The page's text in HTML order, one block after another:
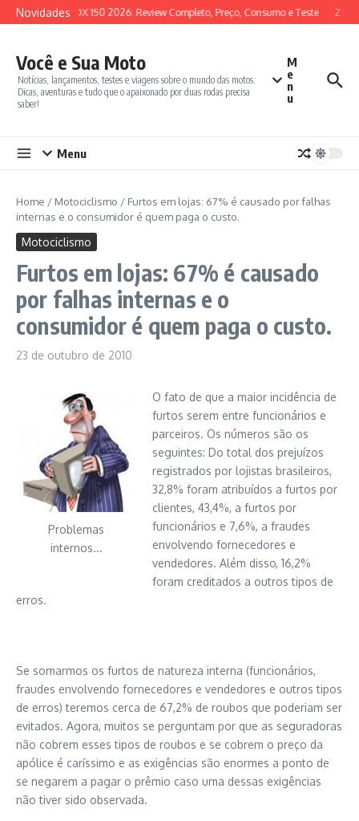
Ir para o conteúdo
NovidadesSYM ADX 150 2026: Review Completo, Preço, Consumo e Teste
Você e Sua Moto
Notícias, lançamentos, testes e viagens sobre o mundo das motos.
Dicas, aventuras e tudo que o apaixonado por duas rodas precisa
saber!
M
e
n
u
Menu
Home / Motociclismo / Furtos em lojas: 67% é causado por falhas
internas e o consumidor é quem paga o custo.
Motociclismo
Furtos em lojas: 67% é causado
por falhas internas e o
consumidor é quem paga o custo.
23 de outubro de 2010
Problemas
internos...
O fato de que a maior incidência de
furtos serem entre funcionários e
parceiros. Os números são os
seguintes: Do total dos prejuízos
registrados por lojistas brasileiros,
32,8% foram atribuídos a furtos por
clientes, 43,4%, a furtos por
funcionários e 7,6%, a fraudes
envolvendo fornecedores e
vendedores. Além disso, 16,2%
foram creditados a outros tipos de
erros.
Se somarmos os furtos de natureza interna (funcionários,
fraudes envolvendo fornecedores e vendedores e outros tipos
de erros) teremos cerca de 67,2% de roubos que poderiam ser
evitados. Agora, muitos se perguntam por que as seguradoras
não cobrem esses tipos de roubos e se cobrem o preço da
apólice é caríssimo e as exigências são enormes a ponto de
se negarem a pagar o prêmio caso uma dessas exigências
não tiver sido observada.